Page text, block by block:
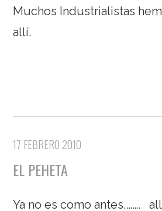
Muchos Industrialistas
allí.
17 FEBRERO 2010
EL PEHETA
Ya no es como antes,…….